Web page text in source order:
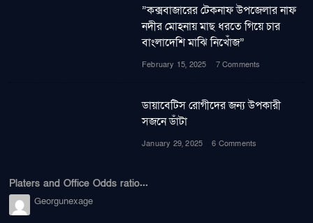
”কক্সবাজারের টেকনাফ উপজেলার নাফ
নদীর মোহনায় মাছ ধরতে গিয়ে চার
বাংলাদেশি মাঝি নিখোঁজ”
February 15, 2025 7 Comments
ডায়াবেটিস রোগীদের জন্য উপকারী
সজনে ডাঁটা
January 29, 2025 6 Comments
Platers and Office Odds ratio...
Georgunexage